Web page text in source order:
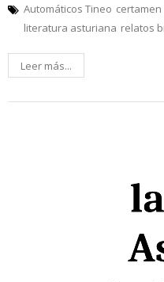
Automáticos Tineo
literatura asturiana relatos
Leer más...